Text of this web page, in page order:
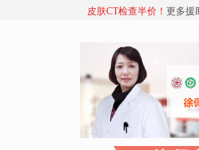
皮肤CT检查半价！ 更多援